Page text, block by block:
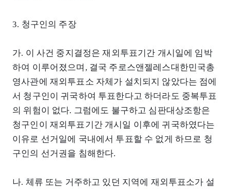
3. 청구인의 주장
가. 이 사건 중지결정은 재외투표기간 개시일에 임박
하여 이루어졌으며, 결국 주로스앤젤레스대한민국총
영사관에 재외투표소 자체가 설치되지 않았다는 점에
서 청구인이 귀국하여 투표한다고 하더라도 중복투표
의 위험이 없다. 그럼에도 불구하고 심판대상조항은
청구인이 재외투표기간 개시일 이후에 귀국하였다는
이유로 선거일에 국내에서 투표할 수 없게 하므로 청
구인의 선거권을 침해한다.
나. 체류 또는 거주하고 있던 지역에 재외투표소가 설